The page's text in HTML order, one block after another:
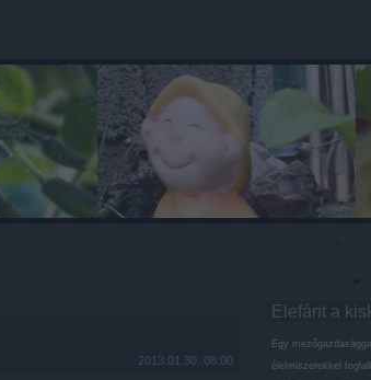
Elefánt a
Egy
élelmiszerekkel
2013.01.30. 08:00